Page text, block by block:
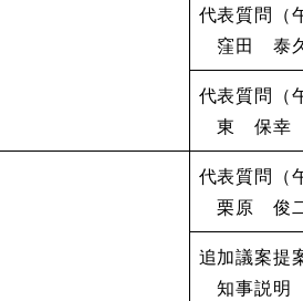
代表質問（
窪田 泰
代表質問（
東 保幸
代表質問（
栗原 俊
追加議案提
知事説明